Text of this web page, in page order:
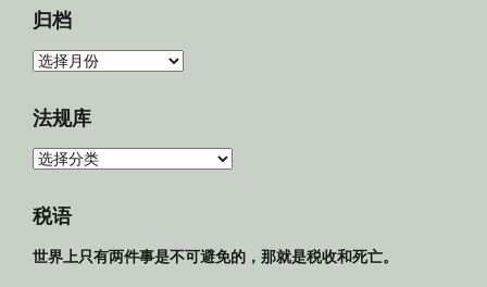
归档
归
法规库
法
库
税语
世界上只有两件事是不可避免的，那就是税收和死亡。